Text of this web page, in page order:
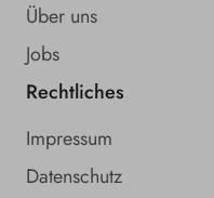
Über uns
Jobs
Rechtliches
Impressum
Datenschutz